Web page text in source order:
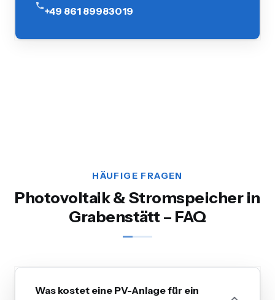
+49 861 89983019
HÄUFIGE FRAGEN
Photovoltaik & Stromspeicher in
Grabenstätt – FAQ
Was kostet eine PV-Anlage für ein